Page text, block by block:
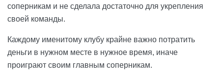
соперникам и не сделала достаточно для укрепления
своей команды.
Каждому именитому клубу крайне важно потратить
деньги в нужном месте в нужное время, иначе
проиграют своим главным соперникам.